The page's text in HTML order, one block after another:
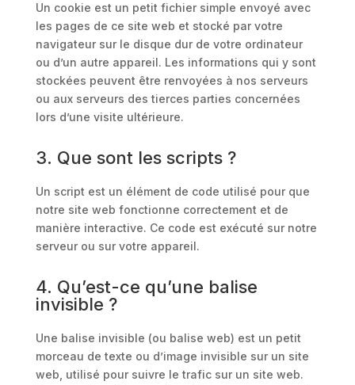
Un cookie est un petit fichier simple envoyé avec
les pages de ce site web et stocké par votre
navigateur sur le disque dur de votre ordinateur
ou d’un autre appareil. Les informations qui y sont
stockées peuvent être renvoyées à nos serveurs
ou aux serveurs des tierces parties concernées
lors d’une visite ultérieure.
3. Que sont les scripts ?
Un script est un élément de code utilisé pour que
notre site web fonctionne correctement et de
manière interactive. Ce code est exécuté sur notre
serveur ou sur votre appareil.
4. Qu’est-ce qu’une balise
invisible ?
Une balise invisible (ou balise web) est un petit
morceau de texte ou d’image invisible sur un site
web, utilisé pour suivre le trafic sur un site web.